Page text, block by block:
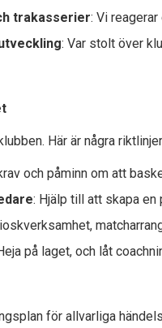
trakasserier: Vi
: Var stolt över
Här är några
och påminn om att
: Hjälp till att skapa en
på laget, och låt
för allvarliga